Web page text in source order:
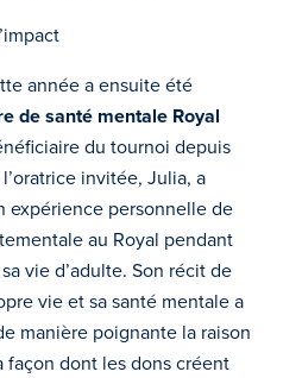
année a ensuite été
de santé mentale Royal
du tournoi depuis
invitée, Julia, a
expérience personnelle de
au Royal pendant
vie d’adulte. Son récit de
vie et sa santé mentale a
manière poignante la raison
façon dont les dons créent